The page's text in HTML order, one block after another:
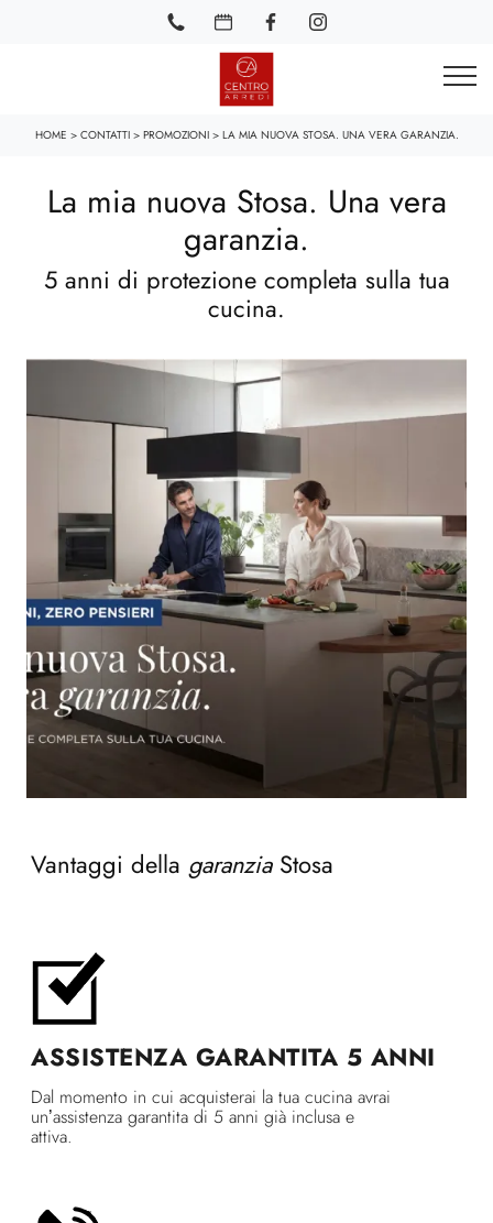
HOME > CONTATTI> PROMOZIONI > LA MIA NUOVA STOSA. UNA VERA GARANZIA.
La mia nuova Stosa. Una vera
garanzia.
5 anni di protezione completa sulla tua
cucina.
Vantaggi della garanziaStosa
ASSISTENZA GARANTITA 5 ANNI
Dal momento in cui acquisterai la tua cucina avrai
un’assistenza garantita di 5 anni già inclusa e
attiva.